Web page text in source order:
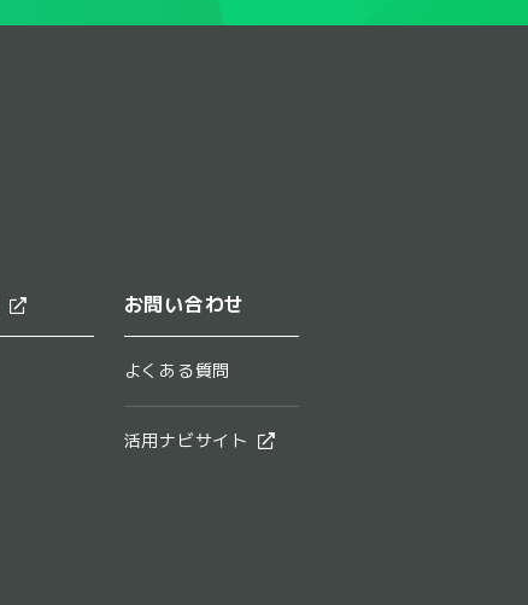
お問い合わせ
よくある質問
活用ナビサイト